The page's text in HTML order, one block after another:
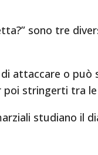
sono tre
attaccare o può
stringerti tra
studiano il